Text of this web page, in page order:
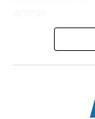
Durante as
o Rio Ônibus